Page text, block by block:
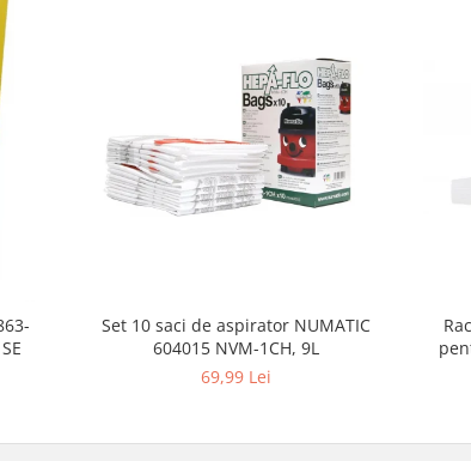
Set 10 saci de aspirator NUMATIC
604015 NVM-1CH, 9L
69,99 Lei